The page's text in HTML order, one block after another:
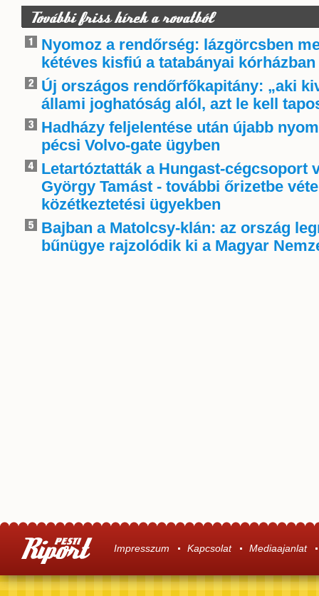
További friss hírek a rovatból
Nyomoz a rendőrség: lázgörcsben
kétéves kisfiú a tatabányai kórházban
Új országos rendőrfőkapitány: „aki
állami joghatóság alól, azt le kell
Hadházy feljelentése után újabb
pécsi Volvo-gate ügyben
Letartóztatták a Hungast-cégcsoport
György Tamást - további őrizetbe
közétkeztetési ügyekben
Bajban a Matolcsy-klán: az ország
bűnügye rajzolódik ki a Magyar
Impresszum Kapcsolat Mediaajanlat